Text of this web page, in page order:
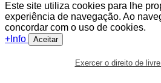
Este site utiliza cookies para lhe
experiência de navegação. Ao
concordar com o uso de cookies.
+Info
Aceitar
Exercer o direito de